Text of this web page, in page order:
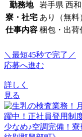
勤務地
岩手県 西
寮・社宅 あり（無料
仕事内容 梱包・出荷
＼最短45秒で完了／
応募へ進む
詳しく
見る